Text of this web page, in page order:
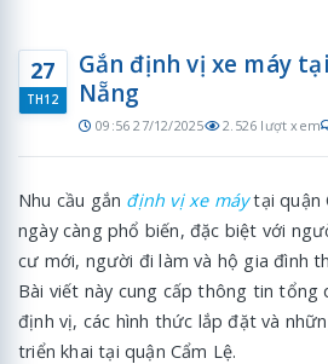
27
TH12
Gắn định vị xe máy
Nẵng
09:56 27/12/2025 2.526 lượt xem
Nhu cầu gắn định vị xe máytại quận
ngày càng phổ biến, đặc biệt với
cư mới, người đi làm và hộ gia đình
Bài viết này cung cấp thông tin tổng
định vị, các hình thức lắp đặt và
triển khai tại quận Cẩm Lệ.